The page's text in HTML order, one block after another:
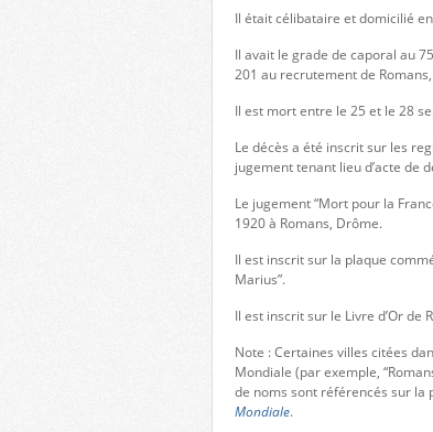
Il était célibataire et domicilié
Il avait le grade de caporal au
201 au recrutement de
Il est mort entre le 25 et le 28
Le décès a été inscrit sur les
jugement tenant lieu d’acte de
Le jugement “Mort pour la
1920 à Romans, Drôme.
Il est inscrit sur la plaque
Marius”.
Il est inscrit sur le Livre d’Or de
Note : Certaines villes citées
Mondiale (par exemple,
de noms sont référencés sur la
Mondiale.